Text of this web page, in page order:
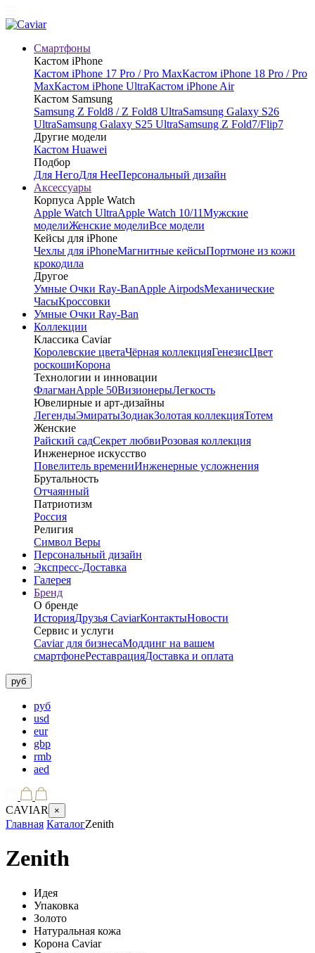
Смартфоны
Кастом iPhone
Кастом iPhone 17 Pro / Pro MaxКастом iPhone 18 Pro / Pro
MaxКастом iPhone UltraКастом iPhone Air
Кастом Samsung
Samsung Z Fold8 / Z Fold8 UltraSamsung Galaxy S26
UltraSamsung Galaxy S25 UltraSamsung Z Fold7/Flip7
Другие модели
Кастом Huawei
Подбор
Для НегоДля НееПерсональный дизайн
Аксессуары
Корпуса Apple Watch
Apple Watch UltraApple Watch 10/11Мужские
моделиЖенские моделиВсе модели
Кейсы для iPhone
Чехлы для iPhoneМагнитные кейсыПортмоне из кожи
крокодила
Другое
Умные Очки Ray-BanApple AirpodsМеханические
ЧасыКроссовки
Умные Очки Ray-Ban
Коллекции
Классика Caviar
Королевские цветаЧёрная коллекцияГенезисЦвет
роскошиКорона
Технологии и инновации
ФлагманApple 50ВизионерыЛегкость
Ювелирные и арт-дизайны
ЛегендыЭмиратыЗодиакЗолотая коллекцияТотем
Женские
Райский садСекрет любвиРозовая коллекция
Инженерное искусство
Повелитель времениИнженерные усложнения
Брутальность
Отчаянный
Патриотизм
Россия
Религия
Символ Веры
Персональный дизайн
Экспресс-Доставка
Галерея
Бренд
О бренде
ИсторияДрузья CaviarКонтактыНовости
Сервис и услуги
Caviar для бизнесаМоддинг на вашем
смартфонеРеставрацияДоставка и оплата
руб
руб
usd
eur
gbp
rmb
aed
CAVIAR ×
Главная КаталогZenith
Zenith
Идея
Упаковка
Золото
Натуральная кожа
Корона Caviar